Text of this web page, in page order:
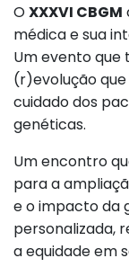
OXXXVI CBGM
médica e sua
Um evento
(r)evolução
cuidado dos
genéticas.
Um encontro
para a
e o impacto da
personalizada,
a equidade em